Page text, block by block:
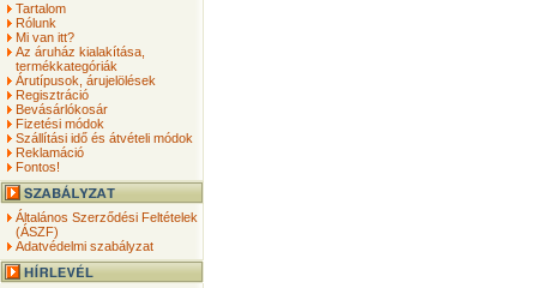
Tartalom
Rólunk
Mi van itt?
Az áruház kialakítása,
termékkategóriák
Árutípusok, árujelölések
Regisztráció
Bevásárlókosár
Fizetési módok
Szállítási idő és átvételi módok
Reklamáció
Fontos!
Általános Szerződési Feltételek
(ÁSZF)
Adatvédelmi szabályzat